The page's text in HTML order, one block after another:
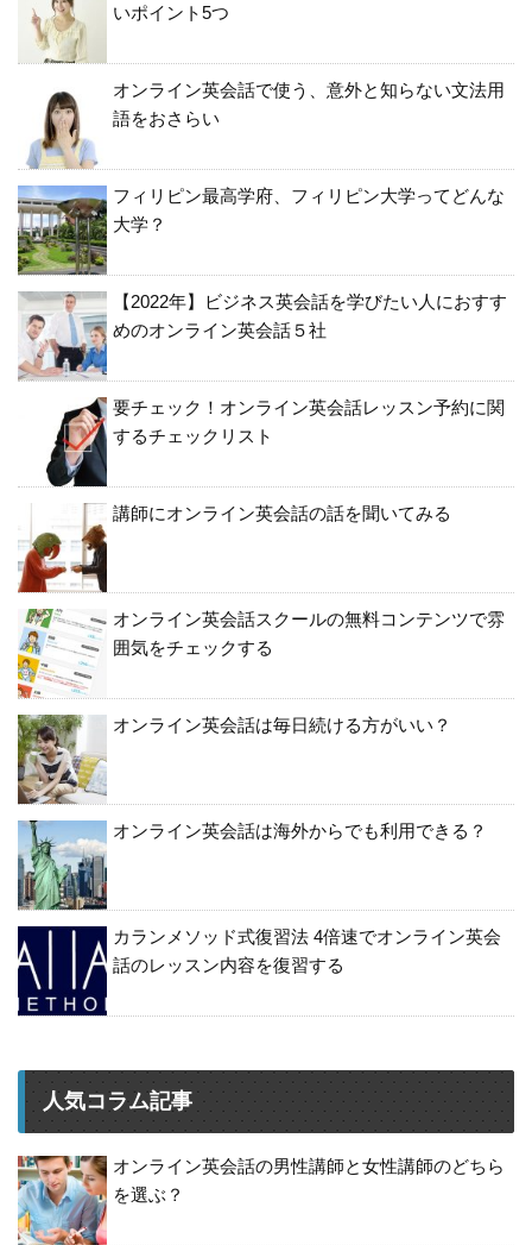
いポイント5つ
オンライン英会話で使う、意外と知らない文法用
語をおさらい
フィリピン最高学府、フィリピン大学ってどんな
大学？
【2022年】ビジネス英会話を学びたい人におすす
めのオンライン英会話５社
要チェック！オンライン英会話レッスン予約に関
するチェックリスト
講師にオンライン英会話の話を聞いてみる
オンライン英会話スクールの無料コンテンツで雰
囲気をチェックする
オンライン英会話は毎日続ける方がいい？
オンライン英会話は海外からでも利用できる？
カランメソッド式復習法 4倍速でオンライン英会
話のレッスン内容を復習する
人気コラム記事
オンライン英会話の男性講師と女性講師のどちら
を選ぶ？